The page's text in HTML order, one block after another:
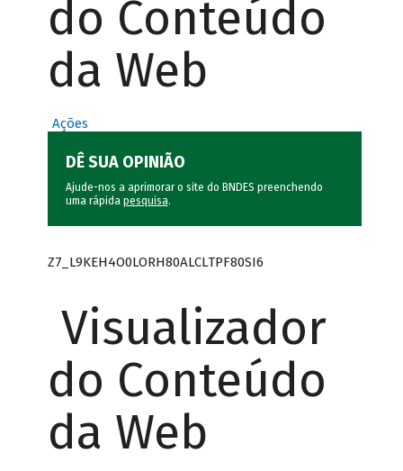
do Conteúdo
da Web
Ações
DÊ SUA OPINIÃO
Ajude-nos a aprimorar o site do BNDES preenchendo
uma rápida pesquisa.
Z7_L9KEH4O0LORH80ALCLTPF80SI6
Visualizador
do Conteúdo
da Web